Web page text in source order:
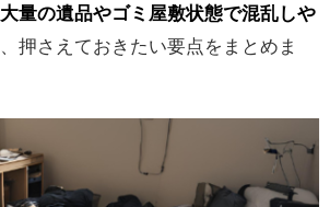
大量の遺品やゴミ屋敷状態で混乱しや
、押さえておきたい要点をまとめま